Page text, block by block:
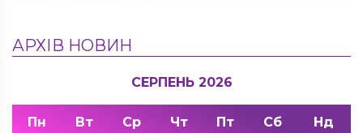
АРХІВ НОВИН
СЕРПЕНЬ 2026
Пн Вт Ср Чт Пт Сб Нд